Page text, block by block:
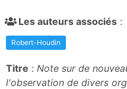
Les auteurs associés :
Robert-Houdin
Titre : Note sur de
l'observation de divers